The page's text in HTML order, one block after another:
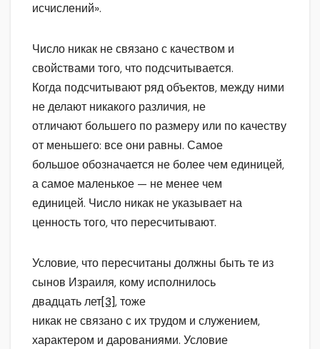
исчислений».
Число никак не связано с качеством и
свойствами того, что подсчитывается.
Когда подсчитывают ряд объектов, между ними
не делают никакого различия, не
отличают большего по размеру или по качеству
от меньшего: все они равны. Самое
большое обозначается не более чем единицей,
а самое маленькое — не менее чем
единицей. Число никак не указывает на
ценность того, что пересчитывают.
Условие, что пересчитаны должны быть те из
сынов Израиля, кому исполнилось
двадцать лет[3], тоже
никак не связано с их трудом и служением,
характером и дарованиями. Условие